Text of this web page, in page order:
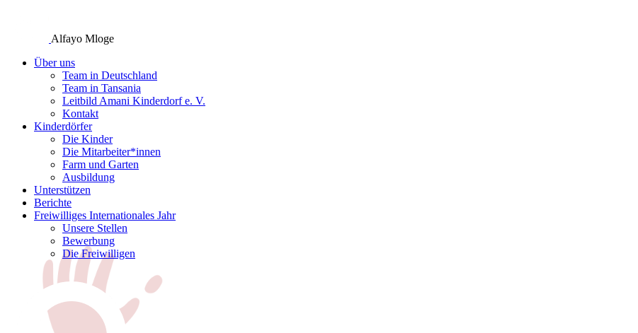
Alfayo Mloge
Über uns
Team in Deutschland
Team in Tansania
Leitbild Amani Kinderdorf e. V.
Kontakt
Kinderdörfer
Die Kinder
Die Mitarbeiter*innen
Farm und Garten
Ausbildung
Unterstützen
Berichte
Freiwilliges Internationales Jahr
Unsere Stellen
Bewerbung
Die Freiwilligen